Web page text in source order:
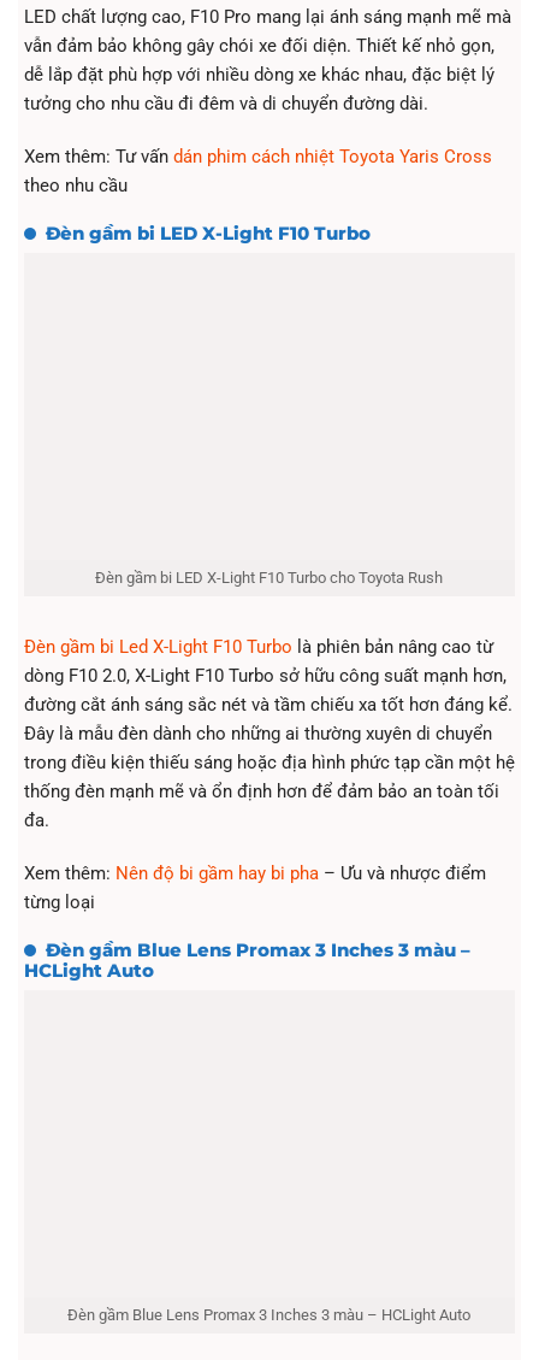
LED chất lượng cao, F10 Pro mang lại ánh sáng mạnh mẽ mà
vẫn đảm bảo không gây chói xe đối diện. Thiết kế nhỏ gọn,
dễ lắp đặt phù hợp với nhiều dòng xe khác nhau, đặc biệt lý
tưởng cho nhu cầu đi đêm và di chuyển đường dài.
Xem thêm: Tư vấn dán phim cách nhiệt Toyota Yaris Cross
theo nhu cầu
Đèn gầm bi LED X-Light F10 Turbo
Đèn gầm bi LED X-Light F10 Turbo cho Toyota Rush
Đèn gầm bi Led X-Light F10 Turbo là phiên bản nâng cao từ
dòng F10 2.0, X-Light F10 Turbo sở hữu công suất mạnh hơn,
đường cắt ánh sáng sắc nét và tầm chiếu xa tốt hơn đáng kể.
Đây là mẫu đèn dành cho những ai thường xuyên di chuyển
trong điều kiện thiếu sáng hoặc địa hình phức tạp cần một hệ
thống đèn mạnh mẽ và ổn định hơn để đảm bảo an toàn tối
đa.
Xem thêm: Nên độ bi gầm hay bi pha – Ưu và nhược điểm
từng loại
Đèn gầm Blue Lens Promax 3 Inches 3 màu –
HCLight Auto
Đèn gầm Blue Lens Promax 3 Inches 3 màu – HCLight Auto